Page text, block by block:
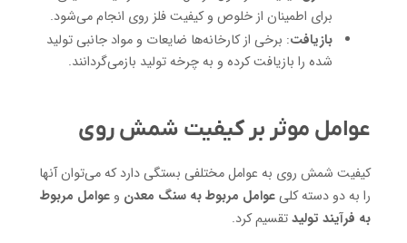
برای اطمینان از خلوص و کیفیت فلز روی انجام می‌شود.
بازیافت: برخی از کارخانه‌ها ضایعات و مواد جانبی تولید
شده را بازیافت کرده و به چرخه تولید بازمی‌گردانند.
عوامل موثر بر کیفیت شمش روی
کیفیت شمش روی به عوامل مختلفی بستگی دارد که می‌توان آنها
را به دو دسته کلیعوامل مربوط به سنگ معدن و عوامل مربوط
به فرآیند تولیدتقسیم کرد.